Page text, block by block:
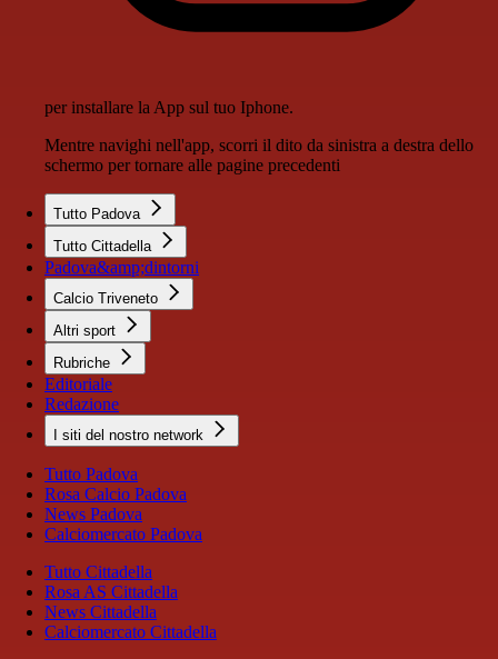
per installare la App sul tuo Iphone.
Mentre navighi nell'app, scorri il dito da sinistra a destra dello
schermo per tornare alle pagine precedenti
Tutto Padova
Tutto Cittadella
Padova&amp;dintorni
Calcio Triveneto
Altri sport
Rubriche
Editoriale
Redazione
I siti del nostro network
Tutto Padova
Rosa Calcio Padova
News Padova
Calciomercato Padova
Tutto Cittadella
Rosa AS Cittadella
News Cittadella
Calciomercato Cittadella